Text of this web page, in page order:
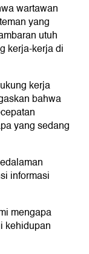
wartawan
yang
utuh
kerja-kerja di
kerja
bahwa
yang sedang
informasi
mengapa
kehidupan